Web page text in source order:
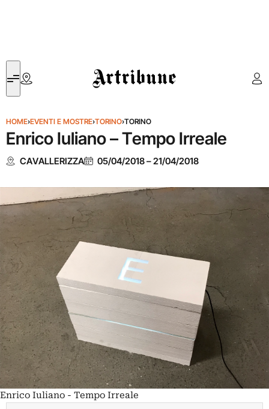
Artribune
HOME›EVENTI E MOSTRE›TORINO›TORINO
Enrico Iuliano – Tempo Irreale
CAVALLERIZZA 05/04/2018–21/04/2018
Enrico Iuliano - Tempo Irreale